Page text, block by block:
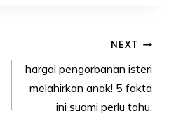
NEXT
hargai pengorbanan isteri
melahirkan anak! 5 fakta
ini suami perlu tahu.